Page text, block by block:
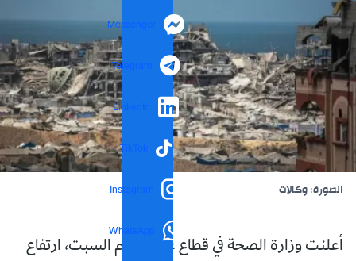
Messenger
Telegram
LinkedIn
TikTok
Instagram
WhatsApp
الصورة: وكالات
أعلنت وزارة الصحة في قطاع غزة، اليوم السبت، ارتفاع